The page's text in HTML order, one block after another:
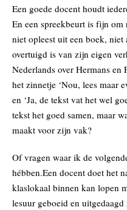
Een goede docent houdt
En een spreekbeurt is fijn om
niet opleest uit een boek,
overtuigd is van zijn eigen
Nederlands over Hermans
het zinnetje ‘Nou, lees maar
en ‘Ja, de tekst vat het wel
tekst het goed samen, maar
maakt voor zijn vak?
Of vragen waar ik de
hébben.Een docent doet het
klaslokaal binnen kan lopen
lesuur geboeid en